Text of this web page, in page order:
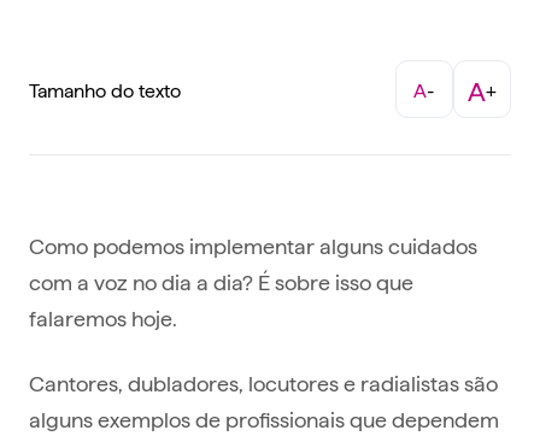
Tamanho do texto A- A+
Como podemos implementar alguns cuidados
com a voz no dia a dia? É sobre isso que
falaremos hoje.
Cantores, dubladores, locutores e radialistas são
alguns exemplos de profissionais que dependem